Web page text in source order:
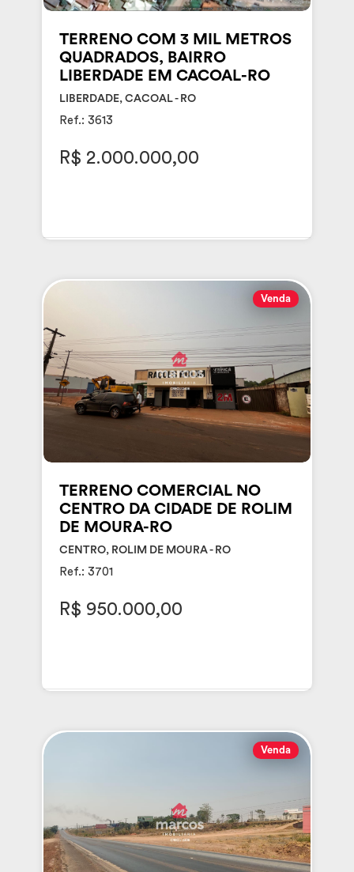
TERRENO COM 3 MIL METROS
QUADRADOS, BAIRRO
LIBERDADE EM CACOAL-RO
LIBERDADE, CACOAL - RO
Ref.: 3613
R$ 2.000.000,00
Venda
TERRENO COMERCIAL NO
CENTRO DA CIDADE DE ROLIM
DE MOURA-RO
CENTRO, ROLIM DE MOURA - RO
Ref.: 3701
R$ 950.000,00
Venda